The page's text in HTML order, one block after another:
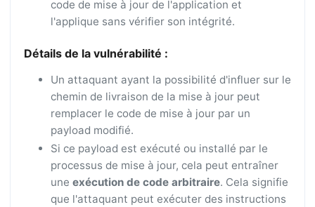
code de mise à jour de l'application et
l'applique sans vérifier son intégrité.
Détails de la vulnérabilité :
Un attaquant ayant la possibilité d'influer sur le
chemin de livraison de la mise à jour peut
remplacer le code de mise à jour par un
payload modifié.
Si ce payload est exécuté ou installé par le
processus de mise à jour, cela peut entraîner
une exécution de code arbitraire. Cela signifie
que l'attaquant peut exécuter des instructions